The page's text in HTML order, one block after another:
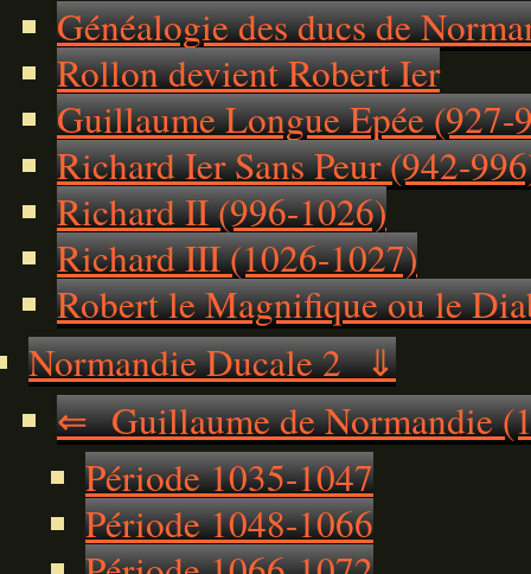
Généalogie des ducs de
Rollon devient Robert Ier
Guillaume Longue Epée (927-
Richard Ier Sans Peur (942-
Richard II (996-1026)
Richard III (1026-1027)
Robert le Magnifique ou le
Normandie Ducale 2 ⇓
⇐ Guillaume de Normandie
Période 1035-1047
Période 1048-1066